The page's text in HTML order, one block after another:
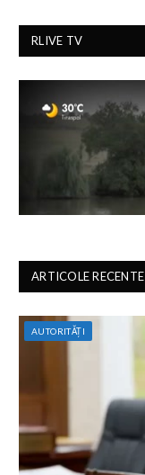
RLIVE TV
ARTICOLE RECENTE
AUTORITĂȚI